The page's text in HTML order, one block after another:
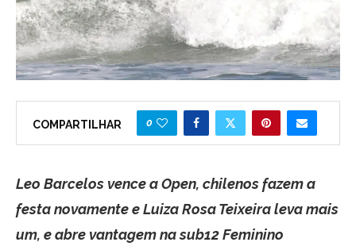
COMPARTILHAR 0
Leo Barcelos vence a Open, chilenos fazem a
festa novamente e Luiza Rosa Teixeira leva mais
um, e abre vantagem na sub12 Feminino